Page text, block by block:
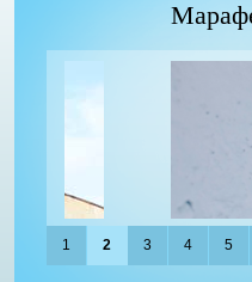
Марафет
1 2 3 4 5